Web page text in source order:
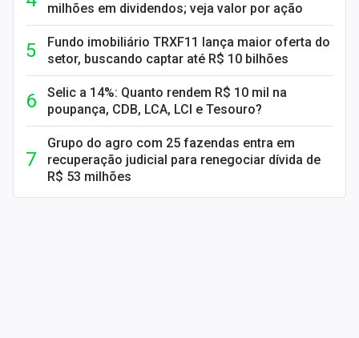
milhões em dividendos; veja valor por ação
Fundo imobiliário TRXF11 lança maior oferta do
setor, buscando captar até R$ 10 bilhões
Selic a 14%: Quanto rendem R$ 10 mil na
poupança, CDB, LCA, LCI e Tesouro?
Grupo do agro com 25 fazendas entra em
recuperação judicial para renegociar dívida de
R$ 53 milhões